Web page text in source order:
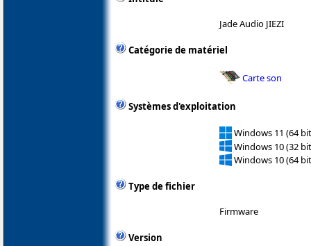
Jade Audio JIEZI
Catégorie de matériel
Carte son
Systèmes d'exploitation
Windows 11 (64
Windows 10 (32
Windows 10 (64
Type de fichier
Firmware
Version